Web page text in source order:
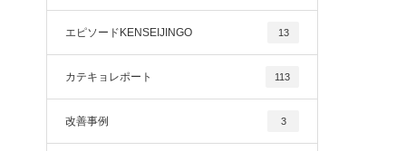
エピソードKENSEIJINGO 13
カテキョレポート 113
改善事例 3